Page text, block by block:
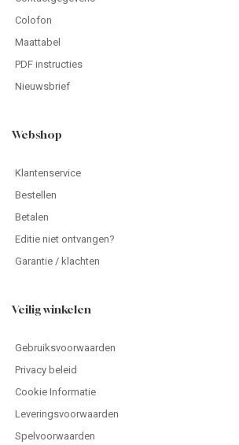
Colofon
Maattabel
PDF instructies
Nieuwsbrief
Webshop
Klantenservice
Bestellen
Betalen
Editie niet ontvangen?
Garantie / klachten
Veilig winkelen
Gebruiksvoorwaarden
Privacy beleid
Cookie Informatie
Leveringsvoorwaarden
Spelvoorwaarden